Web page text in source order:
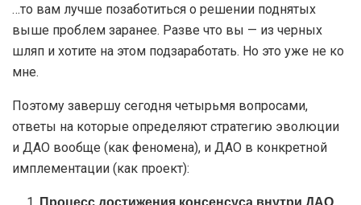
…то вам лучше позаботиться о решении поднятых
выше проблем заранее. Разве что вы — из черных
шляп и хотите на этом подзаработать. Но это уже не ко
мне.
Поэтому завершу сегодня четырьмя вопросами,
ответы на которые определяют стратегию эволюции
и ДАО вообще (как феномена), и ДАО в конкретной
имплементации (как проект):